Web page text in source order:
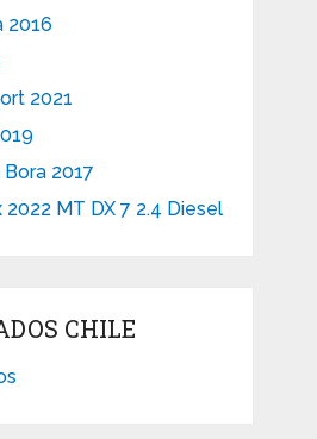
2016
2021
2017
MT DX 7 2.4 Diesel
CHILE